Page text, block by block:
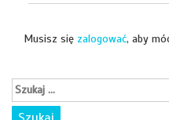
Musisz się zalogować, aby